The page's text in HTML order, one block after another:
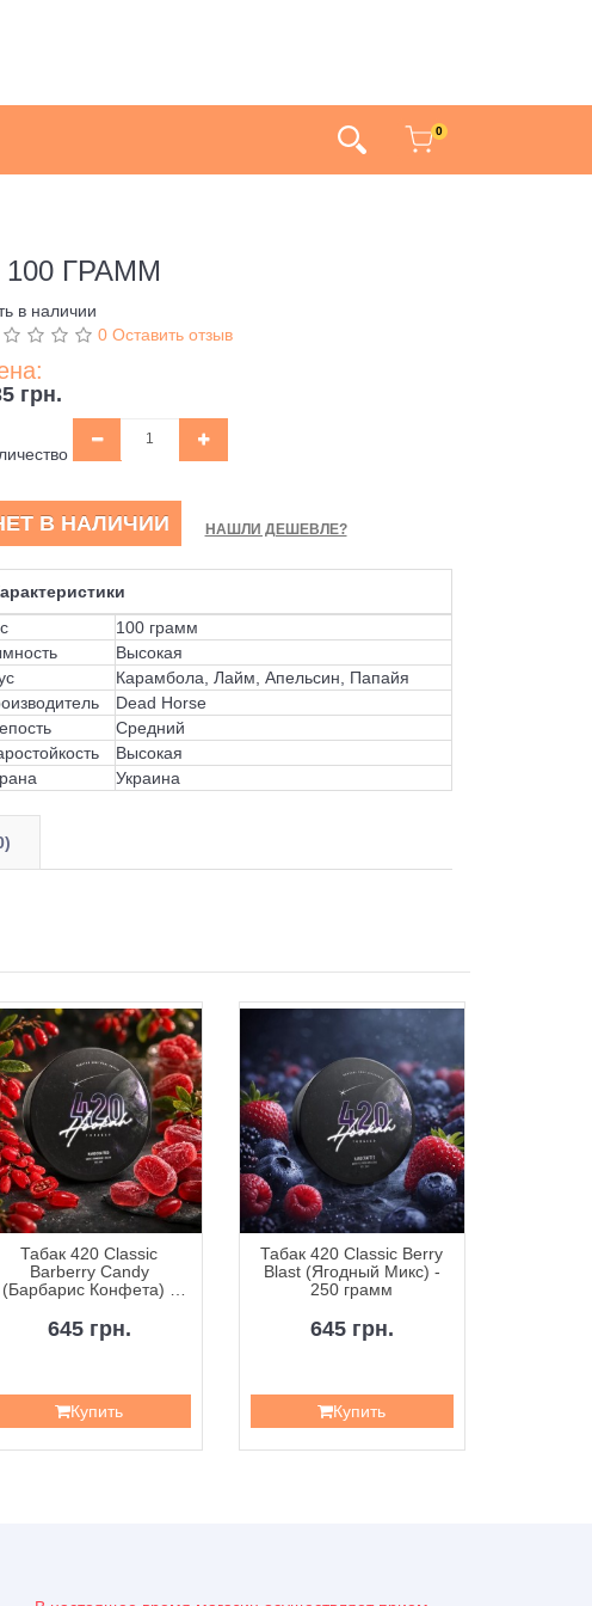
0
100 ГРАММ
в наличии
0 Оставить отзыв
грн.
В НАЛИЧИИ НАШЛИ ДЕШЕВЛЕ?
100 грамм
Высокая
Карамбола, Лайм, Апельсин, Папайя
Dead Horse
Средний
Высокая
Украина
Табак 420 Classic
Barberry Candy
(Барбарис Конфета) -
645 грн.
Купить
Табак 420 Classic Berry
Blast (Ягодный Микс) -
250 грамм
645 грн.
Купить